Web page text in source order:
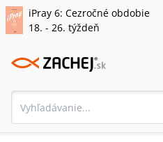
iPray 6: Cezročné obdobie
18. - 26. týždeň